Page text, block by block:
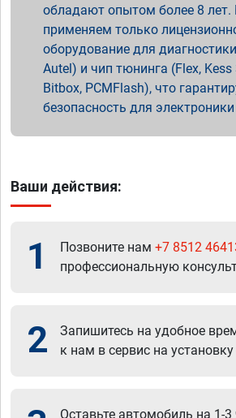
обладают опытом более 8
применяем только
оборудование для
Autel) и чип тюнинга (Flex, Kess
Bitbox, PCMFlash), что
безопасность для
Ваши действия:
1 Позвоните нам +7 8512
профессиональную
2
Запишитесь на удобное
к нам в сервис на
Оставьте автомобиль на 1-3